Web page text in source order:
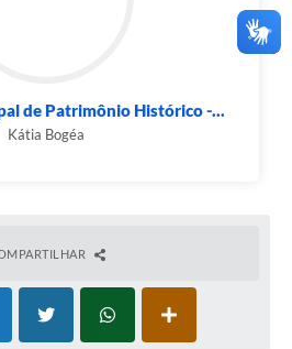
de Patrimônio Histórico -...
Kátia Bogéa